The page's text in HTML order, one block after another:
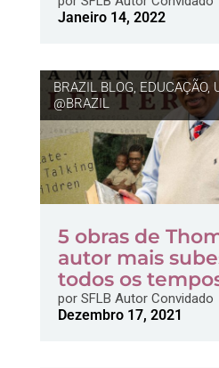
Janeiro 14, 2022
BRAZIL BLOG, EDUCAÇÃO,
@BRAZIL
5 obras de
autor mais
todos os
porSFLB Autor Convidado
Dezembro 17, 2021